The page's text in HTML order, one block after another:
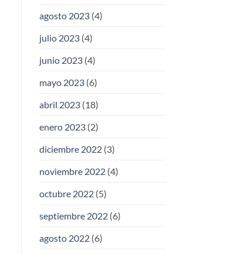
agosto 2023(4)
julio 2023(4)
junio 2023(4)
mayo 2023(6)
abril 2023(18)
enero 2023(2)
diciembre 2022(3)
noviembre 2022(4)
octubre 2022(5)
septiembre 2022(6)
agosto 2022(6)